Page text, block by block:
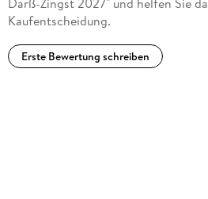
Kaufentscheidung.
Erste Bewertung schreiben